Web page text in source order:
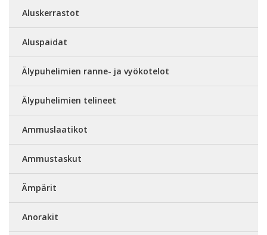
Aluskerrastot
Aluspaidat
Älypuhelimien ranne- ja vyökotelot
Älypuhelimien telineet
Ammuslaatikot
Ammustaskut
Ämpärit
Anorakit